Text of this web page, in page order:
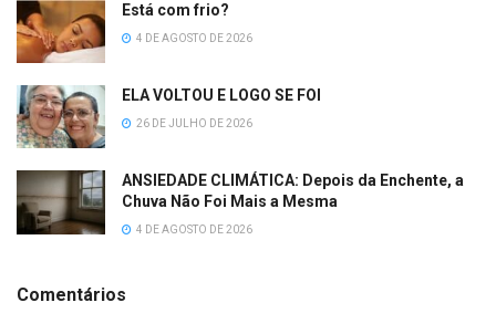
Está com frio?
4 DE AGOSTO DE 2026
ELA VOLTOU E LOGO SE FOI
26 DE JULHO DE 2026
ANSIEDADE CLIMÁTICA: Depois da Enchente, a
Chuva Não Foi Mais a Mesma
4 DE AGOSTO DE 2026
Comentários